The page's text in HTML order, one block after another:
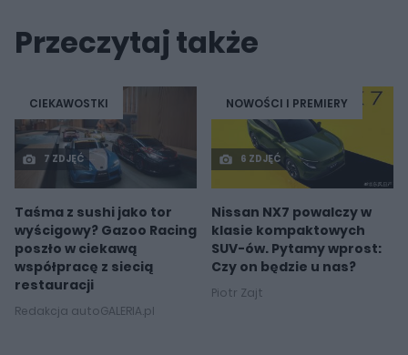
Przeczytaj także
CIEKAWOSTKI
7 ZDJĘĆ
Taśma z sushi jako tor
wyścigowy? Gazoo Racing
poszło w ciekawą
współpracę z siecią
restauracji
Redakcja autoGALERIA.pl
NOWOŚCI I PREMIERY
6 ZDJĘĆ
Nissan NX7 powalczy w
klasie kompaktowych
SUV-ów. Pytamy wprost:
Czy on będzie u nas?
Piotr Zajt